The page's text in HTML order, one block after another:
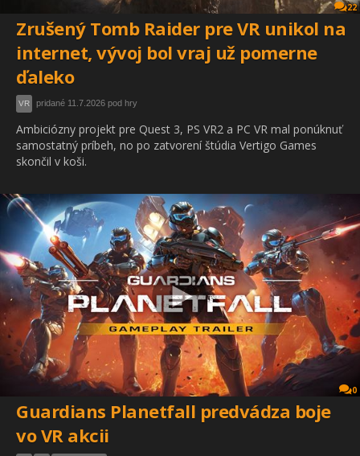
22
Zrušený Tomb Raider pre VR unikol na
internet, vývoj bol vraj už pomerne
ďaleko
VR pridané 11.7.2026 pod hry
Ambiciózny projekt pre Quest 3, PS VR2 a PC VR mal ponúknuť
samostatný príbeh, no po zatvorení štúdia Vertigo Games
skončil v koši.
0
Guardians Planetfall predvádza boje
vo VR akcii